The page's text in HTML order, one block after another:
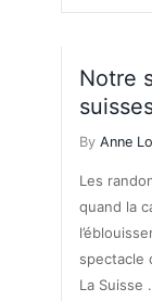
Notre
By Anne
Les
quand la
spectacle
La Suisse